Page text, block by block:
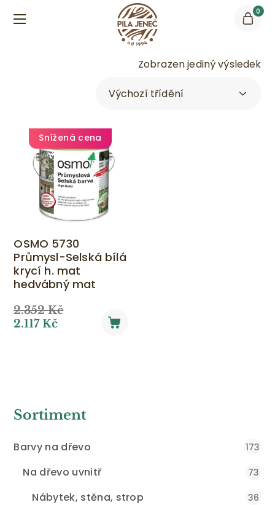
0
Zobrazen jediný výsledek
Snížená cena
OSMO 5730
Průmysl-Selská bílá
krycí h. mat
hedvábný mat
2.352Kč
2.117Kč
Sortiment
Barvy na dřevo 173
Na dřevo uvnitř 73
Nábytek, stěna, strop 36